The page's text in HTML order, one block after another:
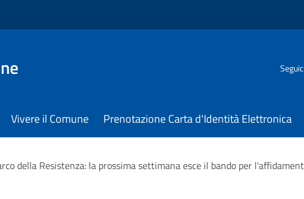
Vivere il Comune Prenotazione Carta d'Identità Elettronica
della Resistenza: la prossima settimana esce il bando per